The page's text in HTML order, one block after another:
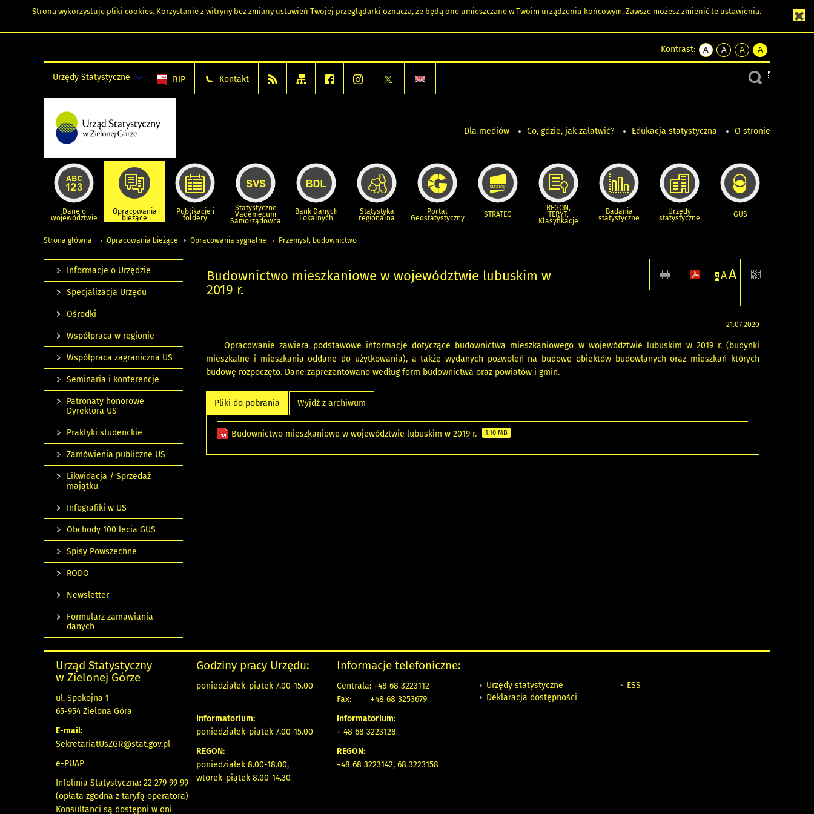
Strona wykorzystuje pliki cookies. Korzystanie z witryny bez zmiany ustawień Twojej przeglądarki oznacza, że będą one umieszczane w Twoim urządzeniu końcowym. Zawsze możesz zmienić te ustawienia.
Kontrast:
A
kontrast
A
kontrast
czarnym
A
kontrast
żółty
tekst
czarnym
A
kontrast
czarny
tekst
żółtym
Urzędy Statystyczne BIP Kontakt
Dla mediów Co, gdzie, jak załatwić? Edukacja statystyczna O stronie
Dane o
województwie
Opracowania
bieżące
Publikacje i
foldery
Statystyczne
Vademecum
Samorządowca
Bank Danych
Lokalnych
Statystyka
regionalna
Portal
Geostatystyczny STRATEG
REGON,
TERYT,
Klasyfikacje
Badania
statystyczne
Urzędy
statystyczne GUS
Strona główna Opracowania bieżące Opracowania sygnalne Przemysł, budownictwo
Budownictwo mieszkaniowe w województwie lubuskim w
2019 r.
A AA
21.07.2020
Opracowanie zawiera podstawowe informacje dotyczące budownictwa mieszkaniowego w województwie lubuskim w 2019 r. (budynki
mieszkalne i mieszkania oddane do użytkowania), a także wydanych pozwoleń na budowę obiektów budowlanych oraz mieszkań których
budowę rozpoczęto. Dane zaprezentowano według form budownictwa oraz powiatów i gmin.
Pliki do pobrania Wyjdź z archiwum
Budownictwo mieszkaniowe w województwie lubuskim w 2019 r. 1.10 MB
Informacje o Urzędzie
Specjalizacja Urzędu
Ośrodki
Współpraca w regionie
Współpraca zagraniczna US
Seminaria i konferencje
Patronaty honorowe
Dyrektora US
Praktyki studenckie
Zamówienia publiczne US
Likwidacja / Sprzedaż
majątku
Infografiki w US
Obchody 100 lecia GUS
Spisy Powszechne
RODO
Newsletter
Formularz zamawiania
danych
Urząd Statystyczny
w Zielonej Górze
ul. Spokojna 1
65-954 Zielona Góra
E-mail:
SekretariatUsZGR@stat.gov.pl
e-PUAP
Infolinia Statystyczna: 22 279 99 99
(opłata zgodna z taryfą operatora)
Konsultanci są dostępni w dni
Godziny pracy Urzędu:
poniedziałek-piątek 7.00-15.00
Informatorium:
poniedziałek-piątek 7.00-15.00
REGON:
poniedziałek 8.00-18.00,
wtorek-piątek 8.00-14.30
Informacje telefoniczne:
Centrala: +48 68 3223112
Fax:
+48 68 3253679
Informatorium:
+ 48 68 3223128
REGON:
+48 68 3223142, 68 3223158
Urzędy statystyczne
Deklaracja dostępności
ESS